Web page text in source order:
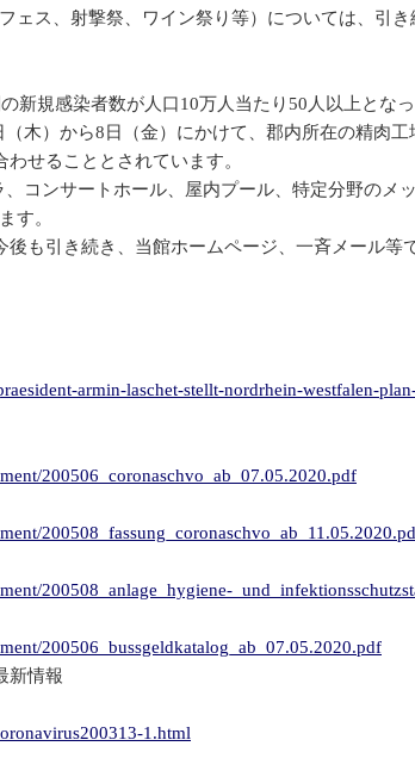
ス、射撃祭、ワイン祭り等）については、引き
新規感染者数が人口10万人当たり50人以上とな
木）から8日（金）にかけて、郡内所在の精肉
せることとされています。
コンサートホール、屋内プール、特定分野の
す。
も引き続き、当館ホームページ、一斉メール等
armin-laschet-stellt-nordrhein-westfalen-
200506_coronaschvo_ab_07.05.2020.pdf
200508_anlage_hygiene-
200506_bussgeldkatalog_ab_07.05.2020.pdf
新情報
1.html